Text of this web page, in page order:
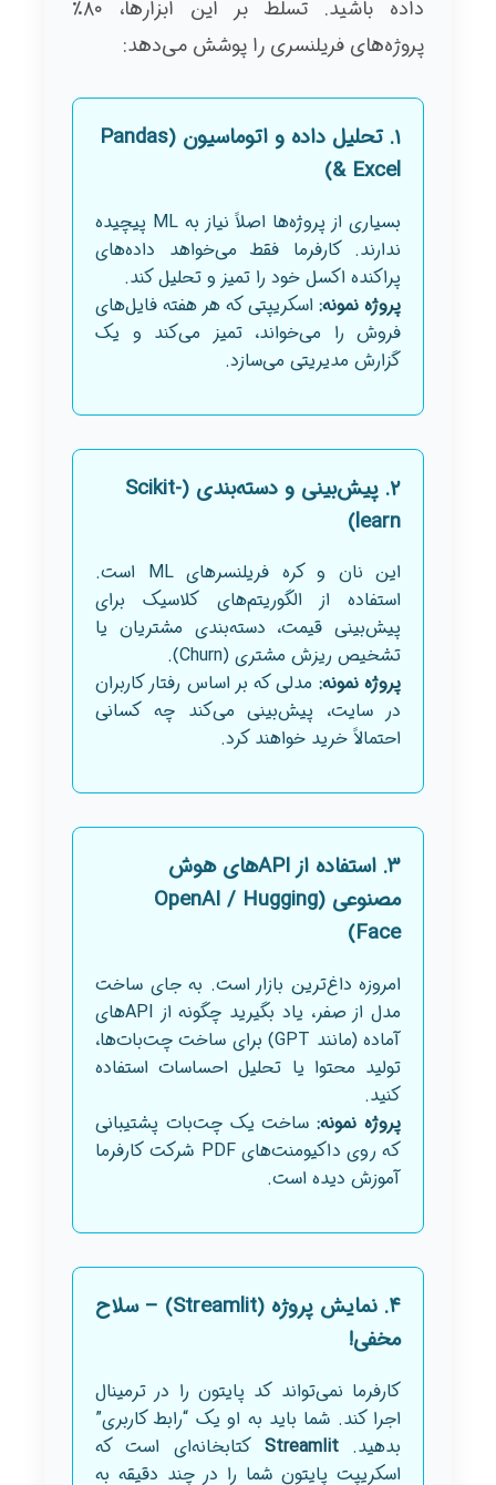
داده باشید. تسلط بر این ابزارها، ۸۰٪
پروژه‌های فریلنسری را پوشش می‌دهد:
۱. تحلیل داده و اتوماسیون (Pandas
& Excel)
بسیاری از پروژه‌ها اصلاً نیاز به ML پیچیده
ندارند. کارفرما فقط می‌خواهد داده‌های
پراکنده اکسل خود را تمیز و تحلیل کند.
پروژه نمونه: اسکریپتی که هر هفته فایل‌های
فروش را می‌خواند، تمیز می‌کند و یک
گزارش مدیریتی می‌سازد.
۲. پیش‌بینی و دسته‌بندی (Scikit-
learn)
این نان و کره فریلنسرهای ML است.
استفاده از الگوریتم‌های کلاسیک برای
پیش‌بینی قیمت، دسته‌بندی مشتریان یا
تشخیص ریزش مشتری (Churn).
پروژه نمونه: مدلی که بر اساس رفتار کاربران
در سایت، پیش‌بینی می‌کند چه کسانی
احتمالاً خرید خواهند کرد.
۳. استفاده از APIهای هوش
مصنوعی (OpenAI / Hugging
Face)
امروزه داغ‌ترین بازار است. به جای ساخت
مدل از صفر، یاد بگیرید چگونه از APIهای
آماده (مانند GPT) برای ساخت چت‌بات‌ها،
تولید محتوا یا تحلیل احساسات استفاده
کنید.
پروژه نمونه:ساخت یک چت‌بات پشتیبانی
که روی داکیومنت‌های PDF شرکت کارفرما
آموزش دیده است.
۴. نمایش پروژه (Streamlit) – سلاح
مخفی!
کارفرما نمی‌تواند کد پایتون را در ترمینال
اجرا کند. شما باید به او یک “رابط کاربری”
بدهید.Streamlit کتابخانه‌ای است که
اسکریپت پایتون شما را در چند دقیقه به